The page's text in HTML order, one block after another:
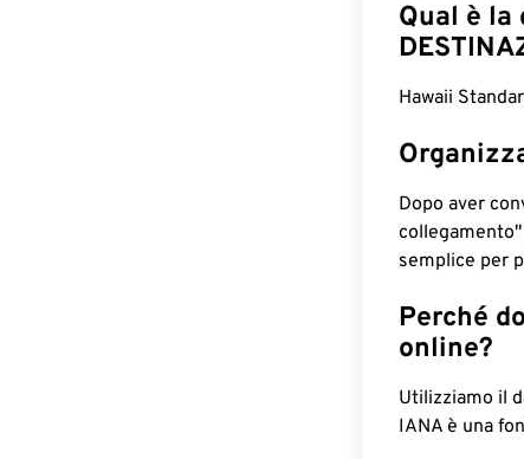
Qual è la
Hawaii
Dopo aver
semplice per
Perché
online?
Utilizziamo il
IANA è una